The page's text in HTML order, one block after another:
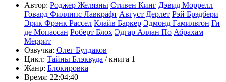
Автор: Роджер Желязны Стивен Кинг Дэвид Моррелл
Говард Филлипс Лавкрафт Август Дерлет Рэй Брэдбери
Эрик Фрэнк Рассел Клайв Баркер Эдмонд Гамильтон Ги
де Мопассан Роберт Блох Эдгар Аллан По Абрахам
Меррит
Озвучка: Олег Булдаков
Цикл: Тайны Блэквуда / книга 1
Жанр: Блокировка
Время: 22:04:40